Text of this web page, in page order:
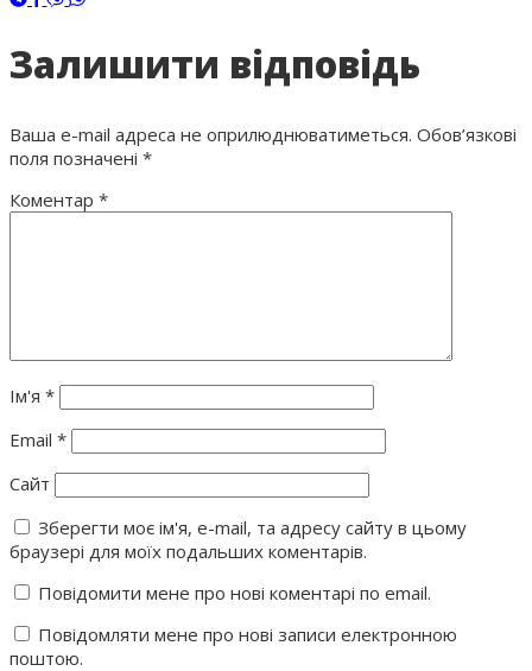
Залишити відповідь
Ваша e-mail адреса не оприлюднюватиметься. Обов’язкові
поля позначені *
Коментар *
Ім'я *
Email *
Сайт
Зберегти моє ім'я, e-mail, та адресу сайту в цьому
браузері для моїх подальших коментарів.
Повідомити мене про нові коментарі по email.
Повідомляти мене про нові записи електронною
поштою.